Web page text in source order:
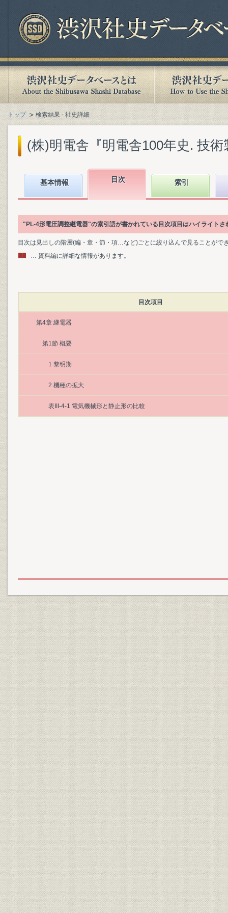
トップ 検索結果 - 社史詳細
(株)明電舎『明電舎100年史. 技
基本情報 目次 索引
"PL-4形電圧調整継電器"の索引語が書かれている目次項目はハイライトさ
目次は見出しの階層(編・章・節・項…など)ごとに絞り込んで見ることがで
… 資料編に詳細な情報があります。
目次項目
第4章 継電器
第1節 概要
1 黎明期
2 機種の拡大
表III-4-1 電気機械形と静止形の比較